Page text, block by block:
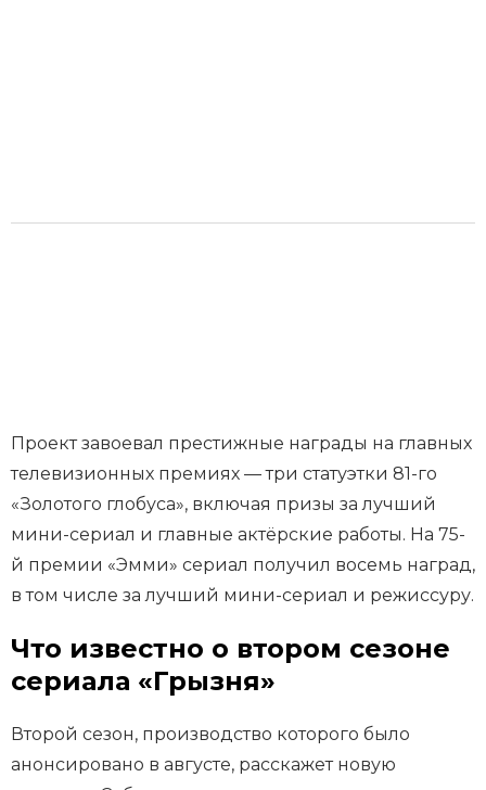
Проект завоевал престижные награды на главных
телевизионных премиях — три статуэтки 81-го
«Золотого глобуса», включая призы за лучший
мини-сериал и главные актёрские работы. На 75-
й премии «Эмми» сериал получил восемь наград,
в том числе за лучший мини-сериал и режиссуру.
Что известно о втором сезоне
сериала «Грызня»
Второй сезон, производство которого было
анонсировано в августе, расскажет новую